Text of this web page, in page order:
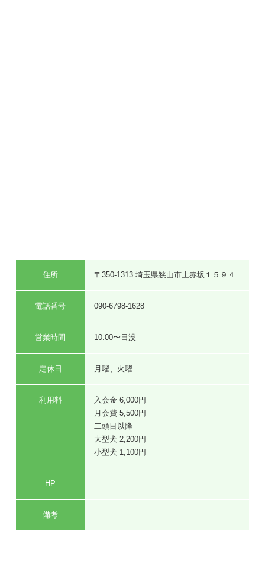
住所 〒350-1313 埼玉県狭山市上赤坂１５９４
電話番号 090-6798-1628
営業時間 10:00〜日没
定休日 月曜、火曜
利用料
入会金 6,000円
月会費 5,500円
二頭目以降
大型犬 2,200円
小型犬 1,100円
HP
備考